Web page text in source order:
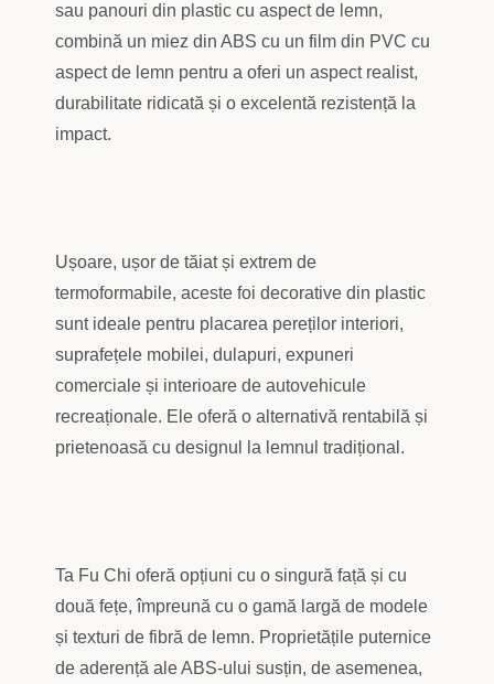
sau panouri din plastic cu aspect de lemn,
combină un miez din ABS cu un film din PVC cu
aspect de lemn pentru a oferi un aspect realist,
durabilitate ridicată și o excelentă rezistență la
impact.
Ușoare, ușor de tăiat și extrem de
termoformabile, aceste foi decorative din plastic
sunt ideale pentru placarea pereților interiori,
suprafețele mobilei, dulapuri, expuneri
comerciale și interioare de autovehicule
recreaționale. Ele oferă o alternativă rentabilă și
prietenoasă cu designul la lemnul tradițional.
Ta Fu Chi oferă opțiuni cu o singură față și cu
două fețe, împreună cu o gamă largă de modele
și texturi de fibră de lemn. Proprietățile puternice
de aderență ale ABS-ului susțin, de asemenea,